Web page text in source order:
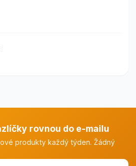
rovnou do e-mailu
produkty každý týden. Žádný